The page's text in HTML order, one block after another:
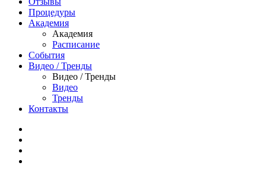
Процедуры
Академия
Академия
Расписание
События
Видео / Тренды
Видео / Тренды
Видео
Тренды
Контакты